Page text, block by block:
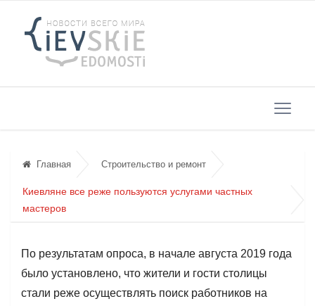
Главная Строительство и ремонт
Киевляне все реже пользуются услугами частных
мастеров
По результатам опроса, в начале августа 2019 года
было установлено, что жители и гости столицы
стали реже осуществлять поиск работников на